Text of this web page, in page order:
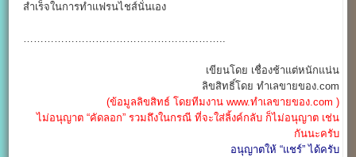
สำเร็จในการทำแฟรนไชส์นั่นเอง
…………………………………………………..
เขียนโดย เชื่องช้าแต่หนักแน่น
ลิขสิทธิ์โดย ทำเลขายของ.com
(ข้อมูลลิขสิทธ์ โดยทีมงาน www.ทำเลขายของ.com )
ไม่อนุญาต “คัดลอก” รวมถึงในกรณี ที่จะใส่ลิ้งค์กลับ ก็ไม่อนุญาต เช่น
กันนะครับ
อนุญาตให้ “แชร์” ได้ครับ